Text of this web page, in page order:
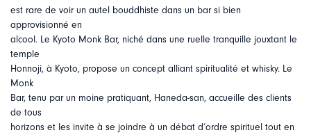
est rare de voir un autel bouddhiste dans un bar si bien
approvisionné en
alcool. Le Kyoto Monk Bar, niché dans une ruelle tranquille jouxtant le
temple
Honnoji, à Kyoto, propose un concept alliant spiritualité et whisky. Le
Monk
Bar, tenu par un moine pratiquant, Haneda-san, accueille des clients
de tous
horizons et les invite à se joindre à un débat d’ordre spirituel tout en